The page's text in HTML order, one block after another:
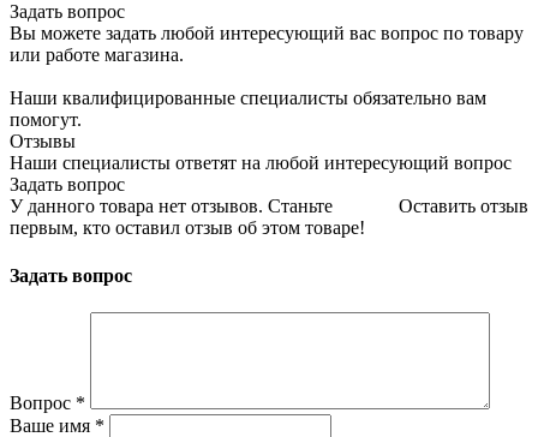
Задать вопрос
Вы можете задать любой интересующий вас вопрос по товару
или работе магазина.
Наши квалифицированные специалисты обязательно вам
помогут.
Отзывы
Наши специалисты ответят на любой интересующий вопрос
Задать вопрос
Оставить отзыв
У данного товара нет отзывов. Станьте
первым, кто оставил отзыв об этом товаре!
Задать вопрос
Вопрос *
Ваше имя *